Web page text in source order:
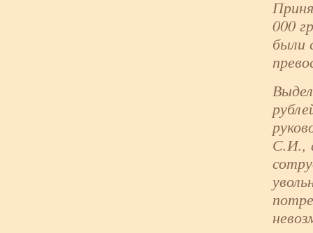
000
были
С.И.,